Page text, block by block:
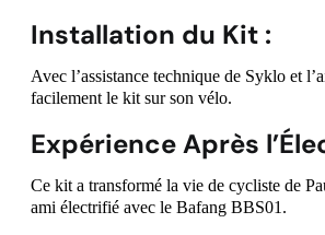
Installation du Kit :
Avec l’assistance technique de Syklo et
facilement le kit sur son vélo.
Expérience Après
Ce kit a transformé la vie de cycliste de
ami électrifié avec le Bafang BBS01.